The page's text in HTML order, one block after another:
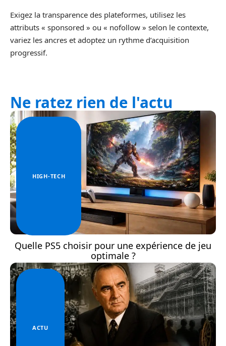
Exigez la transparence des plateformes, utilisez les
attributs « sponsored » ou « nofollow » selon le contexte,
variez les ancres et adoptez un rythme d’acquisition
progressif.
Ne ratez rien de l'actu
HIGH-TECH
Quelle PS5 choisir pour une expérience de jeu
optimale ?
ACTU